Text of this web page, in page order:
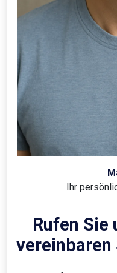
Ihr
Rufen Sie
vereinbaren